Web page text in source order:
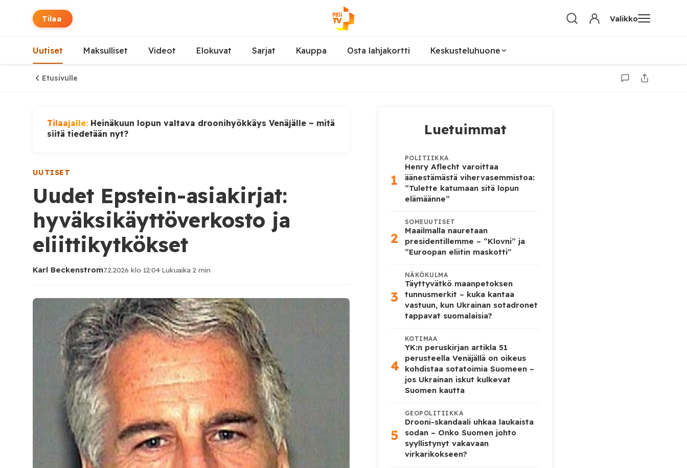
Tilaa Valikko
Uutiset Maksulliset Videot Elokuvat Sarjat Kauppa Osta lahjakortti Keskusteluhuone
Etusivulle
Tilaajalle: Heinäkuun lopun valtava droonihyökkäys Venäjälle – mitä
siitä tiedetään nyt?
UUTISET
Uudet Epstein-asiakirjat:
hyväksikäyttöverkosto ja
eliittikytkökset
Karl Beckenstrom7.2.2026 klo 12:04·Lukuaika 2 min
Luetuimmat
1
POLITIIKKA
Henry Aflecht varoittaa
äänestämästä vihervasemmistoa:
“Tulette katumaan sitä lopun
elämäänne”
2
SOMEUUTISET
Maailmalla nauretaan
presidentillemme – “Klovni” ja
“Euroopan eliitin maskotti”
3
NÄKÖKULMA
Täyttyvätkö maanpetoksen
tunnusmerkit – kuka kantaa
vastuun, kun Ukrainan sotadronet
tappavat suomalaisia?
4
KOTIMAA
YK:n peruskirjan artikla 51
perusteella Venäjällä on oikeus
kohdistaa sotatoimia Suomeen –
jos Ukrainan iskut kulkevat
Suomen kautta
5
GEOPOLITIIKKA
Drooni-skandaali uhkaa laukaista
sodan – Onko Suomen johto
syyllistynyt vakavaan
virkarikokseen?